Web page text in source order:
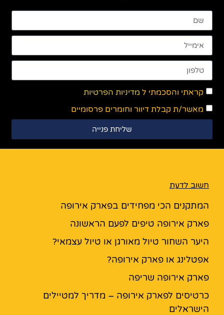
קראתי והסכמתי ל מדיניות הפרטיות
מאשר/ת קבלת דיוור וחומרים פרסומיים
שליחת פנייה
חשוב לדעת
המתקנים הכי מפחידים בפארק אירופה
פארק אירופה טיפים לפעם הראשונה
היער השחור טיול מאורגן או טיול עצמאי?
אפטלינג או פארק אירופה?
פארק אירופה שריפה
כרטיסים לפארק אירופה – מדריך למטיילים
הישראלים